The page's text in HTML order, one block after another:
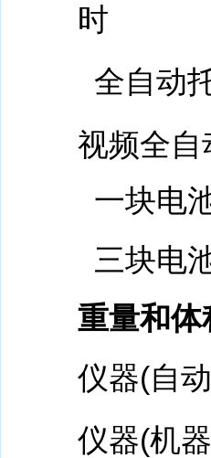
时
全自动
视频全自
一块电
三块电
重量和体
仪器(自
仪器(机